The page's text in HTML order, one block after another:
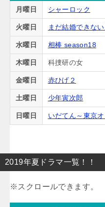
月曜日 シャーロック
火曜日 まだ結婚できない
水曜日 相棒 season18
木曜日 科捜研の女
金曜日 赤ひげ２
土曜日 少年寅次郎
日曜日 いだてん～東京
2019年夏ドラマ一覧！！